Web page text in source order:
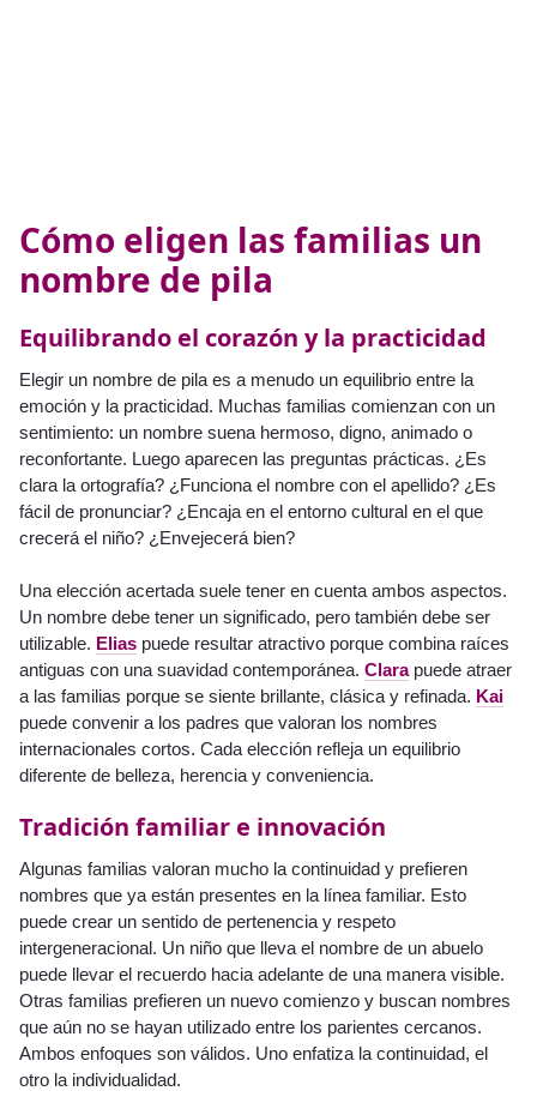
Cómo eligen las familias un
nombre de pila
Equilibrando el corazón y la practicidad
Elegir un nombre de pila es a menudo un equilibrio entre la
emoción y la practicidad. Muchas familias comienzan con un
sentimiento: un nombre suena hermoso, digno, animado o
reconfortante. Luego aparecen las preguntas prácticas. ¿Es
clara la ortografía? ¿Funciona el nombre con el apellido? ¿Es
fácil de pronunciar? ¿Encaja en el entorno cultural en el que
crecerá el niño? ¿Envejecerá bien?
Una elección acertada suele tener en cuenta ambos aspectos.
Un nombre debe tener un significado, pero también debe ser
utilizable. Elias puede resultar atractivo porque combina raíces
antiguas con una suavidad contemporánea. Clarapuede atraer
a las familias porque se siente brillante, clásica y refinada. Kai
puede convenir a los padres que valoran los nombres
internacionales cortos. Cada elección refleja un equilibrio
diferente de belleza, herencia y conveniencia.
Tradición familiar e innovación
Algunas familias valoran mucho la continuidad y prefieren
nombres que ya están presentes en la línea familiar. Esto
puede crear un sentido de pertenencia y respeto
intergeneracional. Un niño que lleva el nombre de un abuelo
puede llevar el recuerdo hacia adelante de una manera visible.
Otras familias prefieren un nuevo comienzo y buscan nombres
que aún no se hayan utilizado entre los parientes cercanos.
Ambos enfoques son válidos. Uno enfatiza la continuidad, el
otro la individualidad.